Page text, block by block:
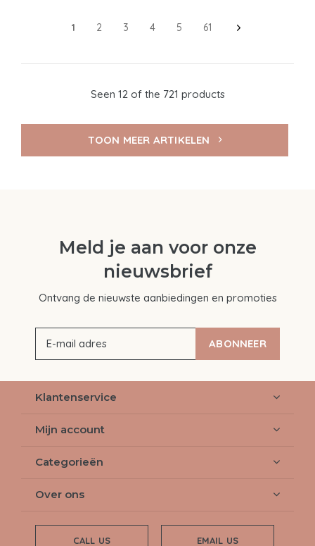
1 2 3 4 5 61
Seen 12 of the 721 products
TOON MEER ARTIKELEN
Meld je aan voor onze
nieuwsbrief
Ontvang de nieuwste aanbiedingen en promoties
ABONNEER
Klantenservice
Mijn account
Categorieën
Over ons
CALL US EMAIL US